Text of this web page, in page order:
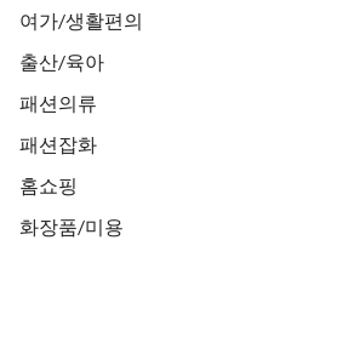
여가/생활편의
출산/육아
패션의류
패션잡화
홈쇼핑
화장품/미용